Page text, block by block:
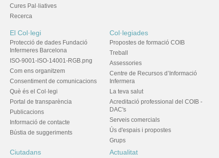
Cures Pal·liatives
Recerca
El Col·legi
Protecció de dades Fundació
Infermeres Barcelona
ISO-9001-ISO-14001-RGB.png
Com ens organitzem
Consentiment de comunicacions
Què és el Col·legi
Portal de transparència
Publicacions
Informació de contacte
Bústia de suggeriments
Col·legiades
Propostes de formació COIB
Treball
Assessories
Centre de Recursos d’Informació
Infermera
La teva salut
Acreditació professional del COIB -
DAC's
Serveis comercials
Ús d'espais i propostes
Grups
Ciutadans Actualitat